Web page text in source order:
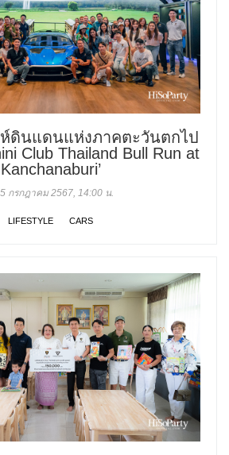
ดินแดนแห่งภาคตะวันตกไป
Club Thailand Bull Run at
Kanchanaburi’
กรกฎาคม 2567, 14:00 น.
LIFESTYLE CARS